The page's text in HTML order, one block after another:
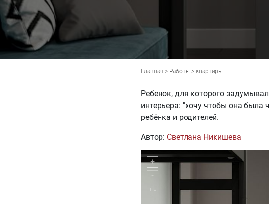
Главная > Работы > квартиры
Ребенок, для которого
интерьера: "хочу чтобы она
ребёнка и родителей.
Автор: Светлана Никишева